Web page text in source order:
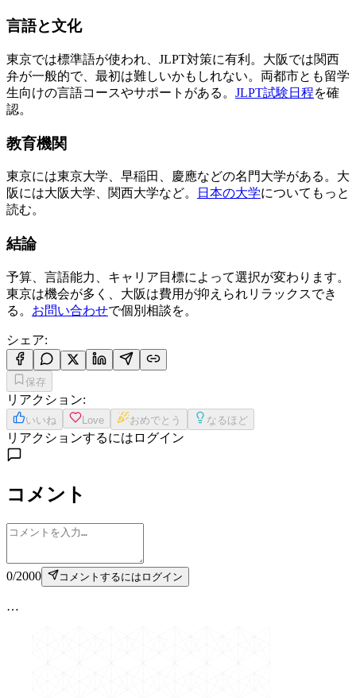
言語と文化
東京では標準語が使われ、JLPT対策に有利。大阪では関西
弁が一般的で、最初は難しいかもしれない。両都市とも留学
生向けの言語コースやサポートがある。 JLPT試験日程を確
認。
教育機関
東京には東京大学、早稲田、慶應などの名門大学がある。大
阪には大阪大学、関西大学など。
日本の大学についてもっと
読む。
結論
予算、言語能力、キャリア目標によって選択が変わります。
東京は機会が多く、大阪は費用が抑えられリラックスでき
る。 お問い合わせで個別相談を。
シェア:
保存
リアクション:
いいね Love おめでとう なるほど
リアクションするにはログイン
コメント
0/2000 コメントするにはログイン
…